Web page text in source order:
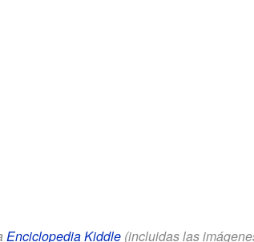
Enciclopedia Kiddle(incluidas las